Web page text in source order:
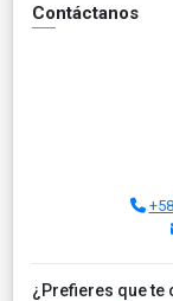
Contáctanos
¿Prefieres que te